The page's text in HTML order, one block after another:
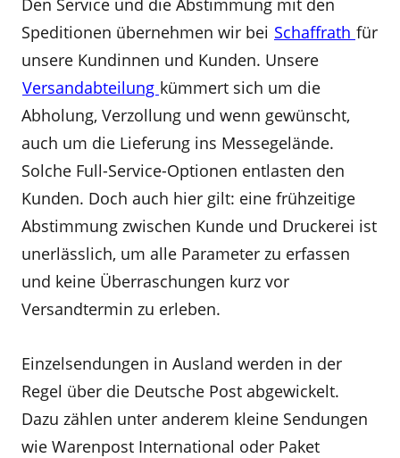
Den Service und die Abstimmung mit den
Speditionen übernehmen wir bei Schaffrath für
unsere Kundinnen und Kunden. Unsere
Versandabteilung kümmert sich um die
Abholung, Verzollung und wenn gewünscht,
auch um die Lieferung ins Messegelände.
Solche Full-Service-Optionen entlasten den
Kunden. Doch auch hier gilt: eine frühzeitige
Abstimmung zwischen Kunde und Druckerei ist
unerlässlich, um alle Parameter zu erfassen
und keine Überraschungen kurz vor
Versandtermin zu erleben.
Einzelsendungen in Ausland werden in der
Regel über die Deutsche Post abgewickelt.
Dazu zählen unter anderem kleine Sendungen
wie Warenpost International oder Paket